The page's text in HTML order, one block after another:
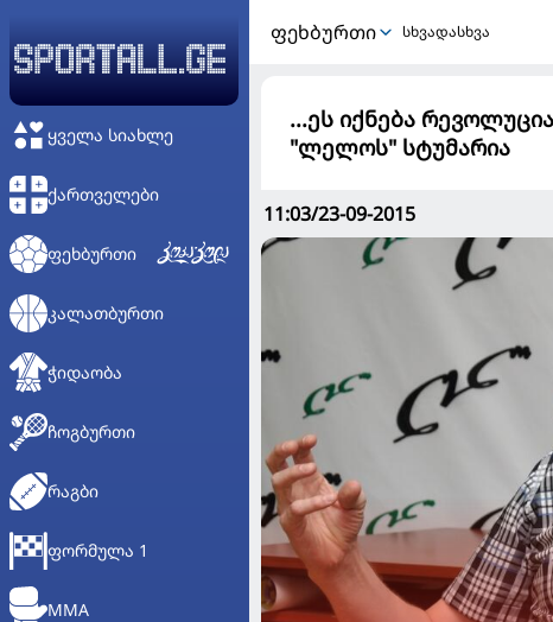
ᲧᲕᲔᲚᲐ ᲡᲘᲐᲮᲚᲔ
ᲥᲐᲠᲗᲕᲔᲚᲔᲑᲘ
ᲤᲔᲮᲑᲣᲠᲗᲘ
ᲙᲐᲚᲐᲗᲑᲣᲠᲗᲘ
ᲭᲘᲓᲐᲝᲑᲐ
ᲩᲝᲒᲑᲣᲠᲗᲘ
ᲠᲐᲒᲑᲘ
ᲤᲝᲠᲛᲣᲚᲐ 1
MMA
ᲤᲔᲮᲑᲣᲠᲗᲘ სხვადასხვა
...ეს იქნება
"ლელოს" სტუმარია
11:03/23-09-2015